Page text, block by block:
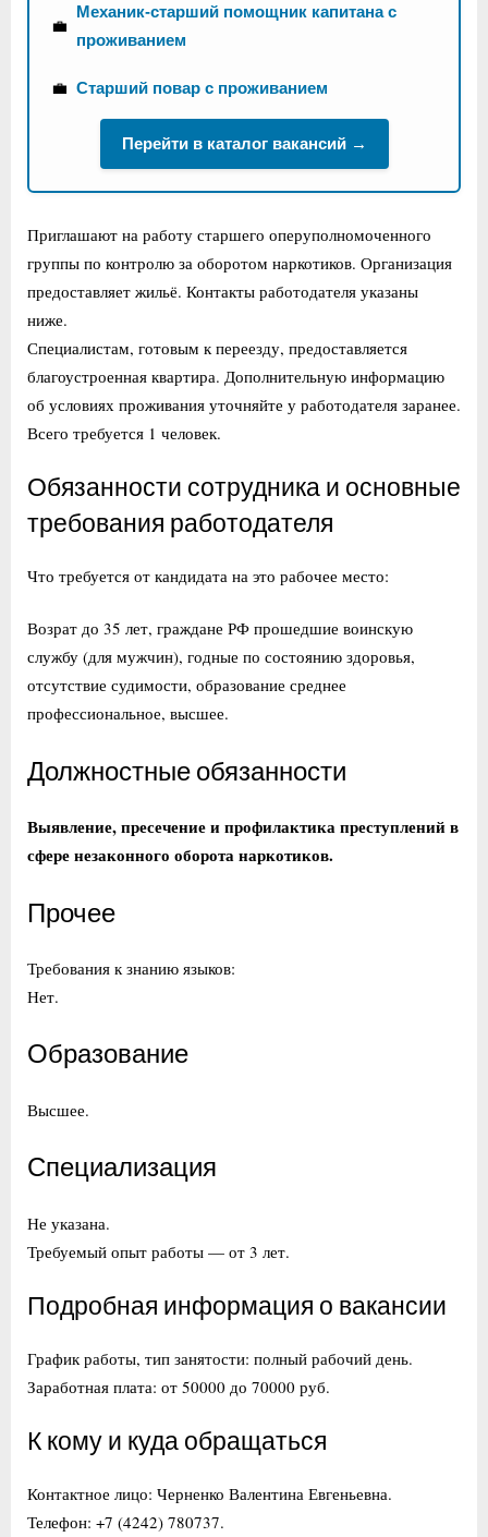
💼
Механик-старший помощник капитана с
проживанием
💼 Старший повар с проживанием
Перейти в каталог вакансий →
Приглашают на работу старшего оперуполномоченного
группы по контролю за оборотом наркотиков. Организация
предоставляет жильё. Контакты работодателя указаны
ниже.
Специалистам, готовым к переезду, предоставляется
благоустроенная квартира. Дополнительную информацию
об условиях проживания уточняйте у работодателя заранее.
Всего требуется 1 человек.
Обязанности сотрудника и основные
требования работодателя
Что требуется от кандидата на это рабочее место:
Возрат до 35 лет, граждане РФ прошедшие воинскую
службу (для мужчин), годные по состоянию здоровья,
отсутствие судимости, образование среднее
профессиональное, высшее.
Должностные обязанности
Выявление, пресечение и профилактика преступлений в
сфере незаконного оборота наркотиков.
Прочее
Требования к знанию языков:
Нет.
Образование
Высшее.
Специализация
Не указана.
Требуемый опыт работы — от 3 лет.
Подробная информация о вакансии
График работы, тип занятости: полный рабочий день.
Заработная плата: от 50000 до 70000 руб.
К кому и куда обращаться
Контактное лицо: Черненко Валентина Евгеньевна.
Телефон: +7 (4242) 780737.